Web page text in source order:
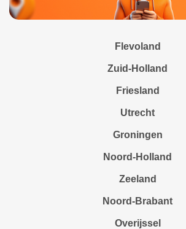
Flevoland
Zuid-Holland
Friesland
Utrecht
Groningen
Noord-Holland
Zeeland
Noord-Brabant
Overijssel